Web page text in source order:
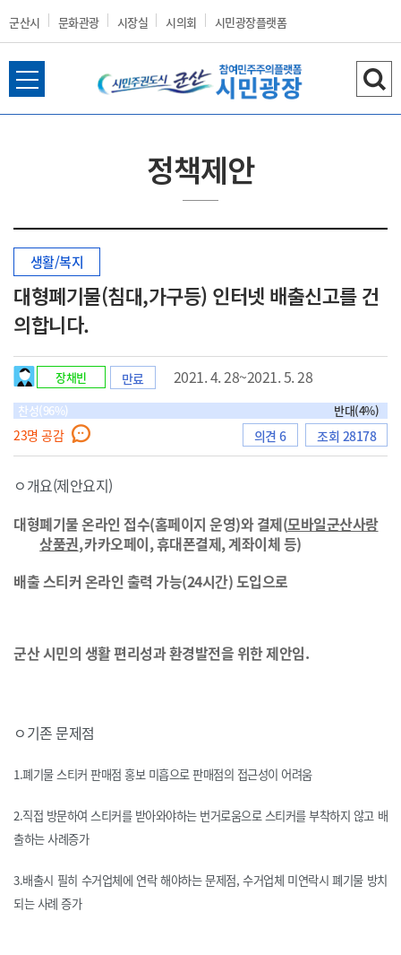
군산시 문화관광 시장실 시의회 시민광장플랫폼
군
시
홈
으
로
이
동
전
체
검
색
정책제안
생활/복지
대형폐기물(침대,가구등) 인터넷 배출신고를 건
의합니다.
장채빈 만료 2021. 4. 28~2021. 5. 28
찬성(96%) 반대(4%)
23명 공감 의견 6 조회 28178
ㅇ개요(제안요지)
대형폐기물 온라인 접수(홈페이지 운영)와 결제(모바일군산사랑
상품권,카카오페이,휴대폰결제,계좌이체 등)
배출 스티커 온라인 출력 가능(24시간)도입으로
군산 시민의 생활 편리성과 환경발전을 위한 제안임.
ㅇ기존 문제점
1.폐기물 스티커 판매점 홍보 미흡으로 판매점의 접근성이 어려움
2.직접 방문하여 스티커를 받아와야하는 번거로움으로 스티커를 부착하지 않고 배
출하는 사례증가
3.배출시 필히 수거업체에 연락 해야하는 문제점, 수거업체 미연락시 폐기물 방치
되는 사례 증가